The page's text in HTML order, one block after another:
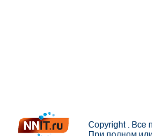
Copyright . Все